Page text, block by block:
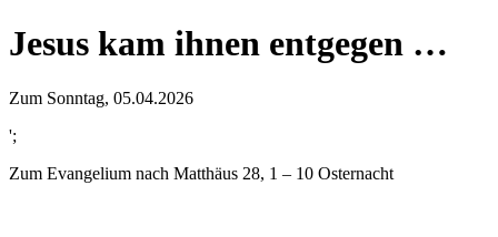
Jesus kam ihnen entgegen …
Zum Sonntag, 05.04.2026
';
Zum Evangelium nach Matthäus 28, 1 – 10 Osternacht